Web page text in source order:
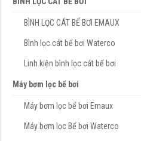
BÌNH LỌC CÁT BỂ BƠI EMAUX
Bình lọc cát bể bơi Waterco
Linh kiện bình lọc cát bể bơi
Máy bơm lọc bể bơi
Máy bơm lọc bể bơi Emaux
Máy bơm lọc Bể bơi Waterco